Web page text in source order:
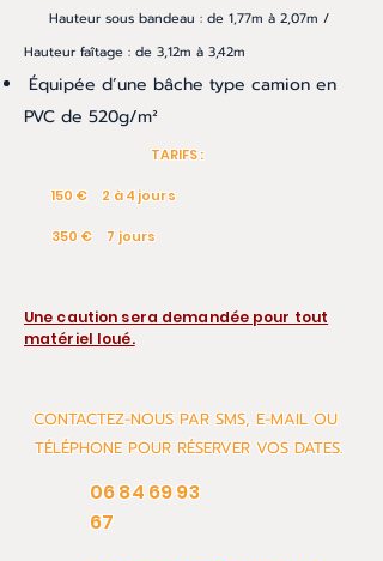
Hauteur sous bandeau : de 1,77m à 2,07m /
Hauteur faîtage : de 3,12m à 3,42m
Équipée d’une bâche type camion en
PVC de 520g/m²
TARIFS :
150 € 2 à 4 jours
350 € 7 jours
Une caution sera demandée pour tout
matériel loué.
CONTACTEZ-NOUS PAR SMS, E-MAIL OU
TÉLÉPHONE POUR RÉSERVER VOS DATES.
06 84 69 93
67